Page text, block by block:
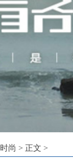
时尚 > 正文 >